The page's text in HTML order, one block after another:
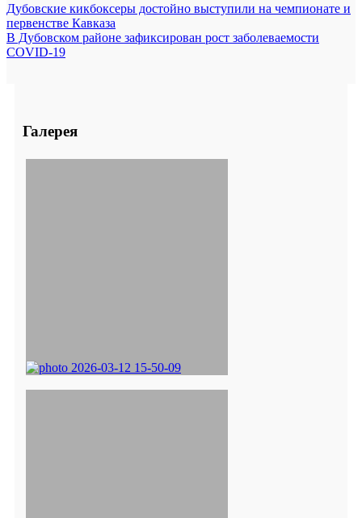
Дубовские кикбоксеры достойно выступили на чемпионате и
первенстве Кавказа
В Дубовском районе зафиксирован рост заболеваемости
COVID-19
Галерея